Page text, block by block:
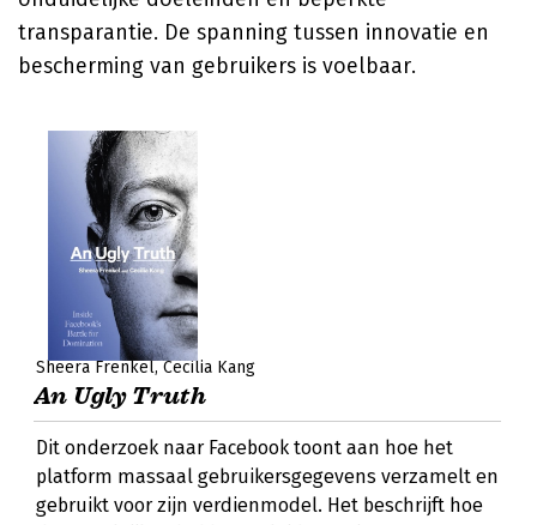
transparantie. De spanning tussen innovatie en
bescherming van gebruikers is voelbaar.
Sheera Frenkel Cecilia Kang
An Ugly Truth
Dit onderzoek naar Facebook toont aan hoe het
platform massaal gebruikersgegevens verzamelt en
gebruikt voor zijn verdienmodel. Het beschrijft hoe